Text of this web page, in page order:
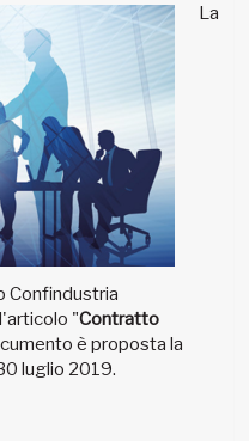
La
Confindustria
"Contratto
è proposta la
luglio 2019.